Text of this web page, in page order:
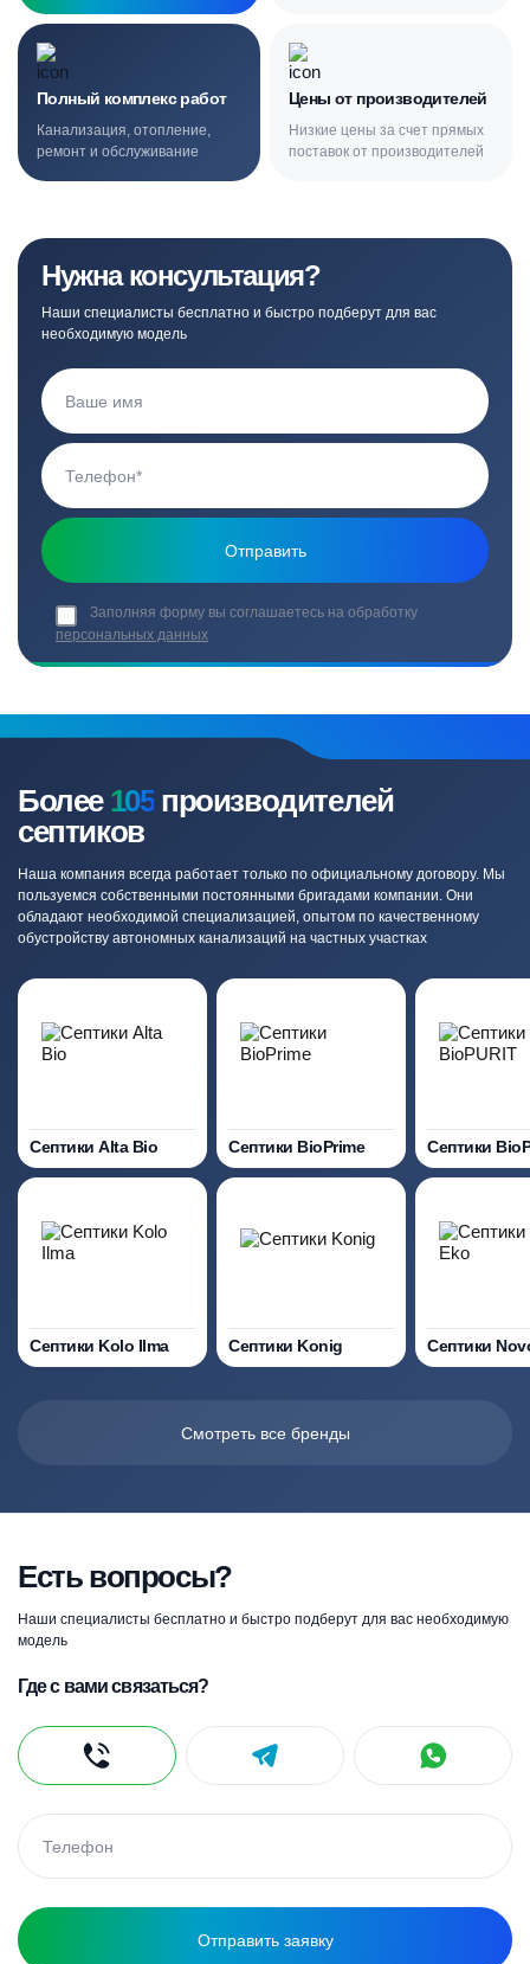
Полный комплекс работ
Канализация, отопление,
ремонт и обслуживание
Цены от производителей
Низкие цены за счет прямых
поставок от производителей
Нужна консультация?
Наши специалисты бесплатно и быстро подберут для вас
необходимую модель
Заполняя форму вы соглашаетесь на обработку
персональных данных
Более 105 производителей
септиков
Наша компания всегда работает только по официальному договору. Мы
пользуемся собственными постоянными бригадами компании. Они
обладают необходимой специализацией, опытом по качественному
обустройству автономных канализаций на частных участках
Септики Alta Bio Септики BioPrime Септики
Септики Kolo Ilma Септики Konig Септики
Смотреть все бренды
Есть вопросы?
Наши специалисты бесплатно и быстро подберут для вас необходимую
модель
Где с вами связаться?